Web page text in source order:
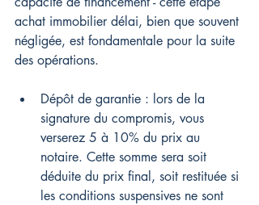
achat immobilier délai, bien que souvent
négligée, est fondamentale pour la suite
des opérations.
Dépôt de garantie : lors de la
signature du compromis, vous
verserez 5 à 10% du prix au
notaire. Cette somme sera soit
déduite du prix final, soit restituée si
les conditions suspensives ne sont